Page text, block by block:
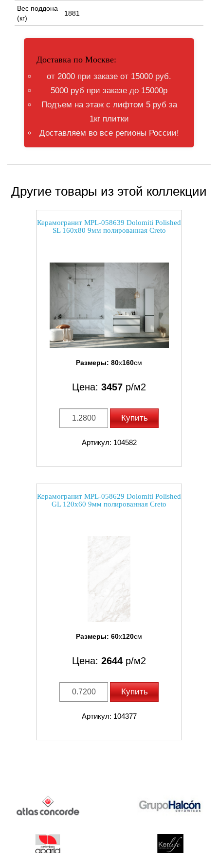
Вес поддона
(кг)
1881
Доставка по Москве:
от 2000 при заказе от 15000 руб.
5000 руб при заказе до 15000р
Подъем на этаж с лифтом 5 руб за
1кг плитки
Доставляем во все регионы России!
Другие товары из этой коллекции
Керамогранит MPL-058639 Dolomiti Polished
SL 160x80 9мм полированная Creto
Размеры: 80x160см
Цена: 3457 р/м2
Купить
Артикул: 104582
Керамогранит MPL-058629 Dolomiti Polished
GL 120x60 9мм полированная Creto
Размеры: 60x120см
Цена: 2644 р/м2
Купить
Артикул: 104377